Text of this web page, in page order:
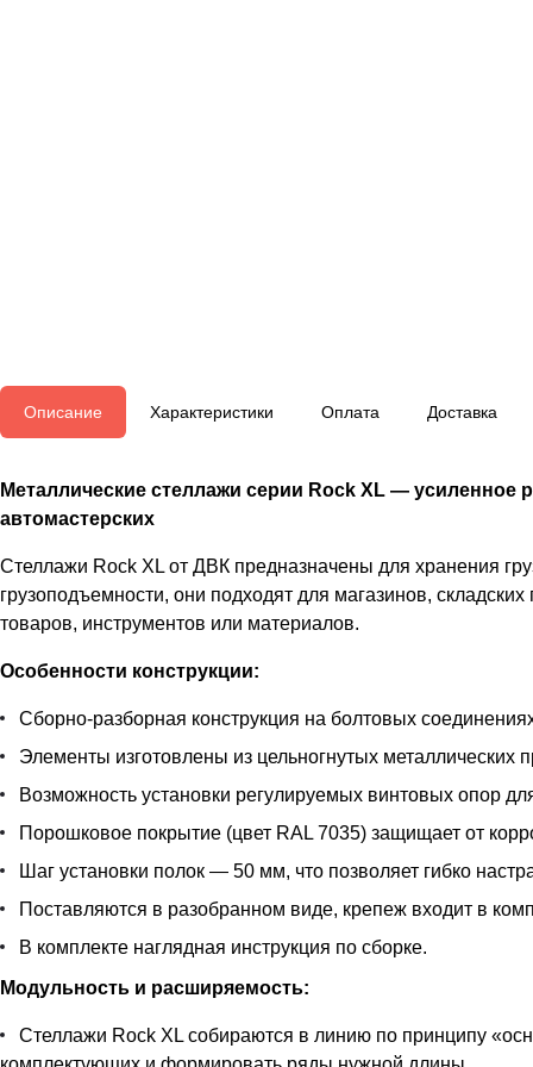
Описание Характеристики Оплата Доставка
Металлические стеллажи серии Rock XL — усиленное
автомастерских
Стеллажи Rock XL от ДВК предназначены для хранения
грузоподъемности, они подходят для магазинов,
товаров, инструментов или материалов.
Особенности конструкции:
Сборно-разборная конструкция на болтовых
Элементы изготовлены из цельногнутых металлических
Возможность установки регулируемых винтовых опор
Порошковое покрытие (цвет RAL 7035) защищает от
Шаг установки полок — 50 мм, что позволяет гибко
Поставляются в разобранном виде, крепеж входит в
В комплекте наглядная инструкция по сборке.
Модульность и расширяемость:
Стеллажи Rock XL собираются в линию по принципу